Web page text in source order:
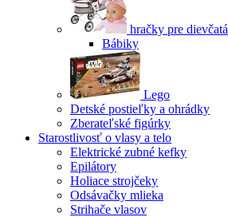
hračky pre dievčatá
Bábiky
Lego
Detské postieľky a ohrádky
Zberateľské figúrky
Starostlivosť o vlasy a telo
Elektrické zubné kefky
Epilátory
Holiace strojčeky
Odsávačky mlieka
Strihače vlasov